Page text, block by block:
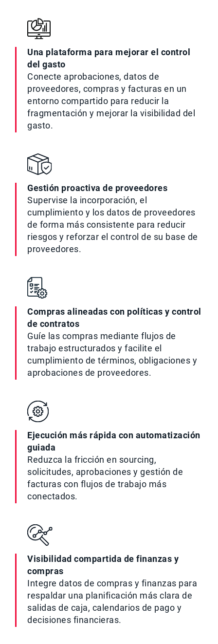
Una plataforma para mejorar el control
del gasto
Conecte aprobaciones, datos de
proveedores, compras y facturas en un
entorno compartido para reducir la
fragmentación y mejorar la visibilidad del
gasto.
Gestión proactiva de proveedores
Supervise la incorporación, el
cumplimiento y los datos de proveedores
de forma más consistente para reducir
riesgos y reforzar el control de su base de
proveedores.
Compras alineadas con políticas y control
de contratos
Guíe las compras mediante flujos de
trabajo estructurados y facilite el
cumplimiento de términos, obligaciones y
aprobaciones de proveedores.
Ejecución más rápida con automatización
guiada
Reduzca la fricción en sourcing,
solicitudes, aprobaciones y gestión de
facturas con flujos de trabajo más
conectados.
Visibilidad compartida de finanzas y
compras
Integre datos de compras y finanzas para
respaldar una planificación más clara de
salidas de caja, calendarios de pago y
decisiones financieras.